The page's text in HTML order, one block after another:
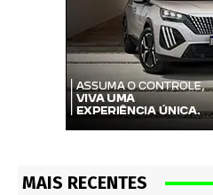
MAIS RECENTES